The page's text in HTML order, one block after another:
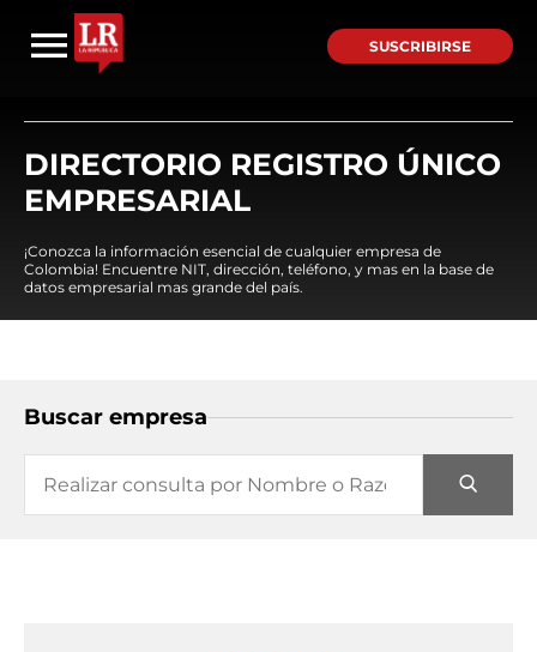
SUSCRIBIRSE
DIRECTORIO REGISTRO ÚNICO
EMPRESARIAL
¡Conozca la información esencial de cualquier empresa de
Colombia! Encuentre NIT, dirección, teléfono, y mas en la base de
datos empresarial mas grande del país.
Buscar empresa